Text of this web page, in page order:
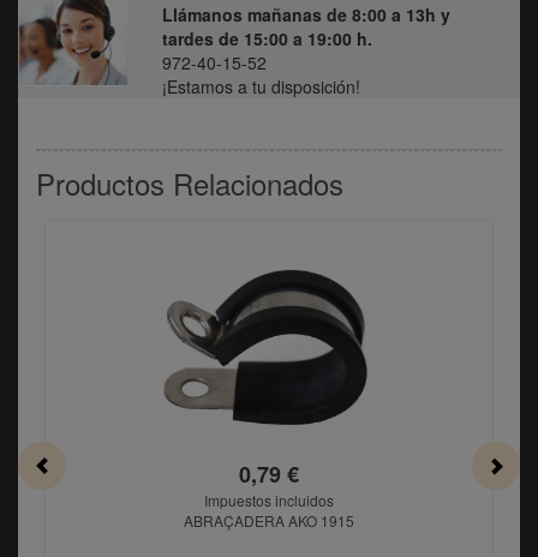
Llámanos mañanas de 8:00 a 13h y
tardes de 15:00 a 19:00 h.
972-40-15-52
¡Estamos a tu disposición!
Productos Relacionados
0,79 €
Impuestos incluidos
ABRAÇADERA AKO 1915